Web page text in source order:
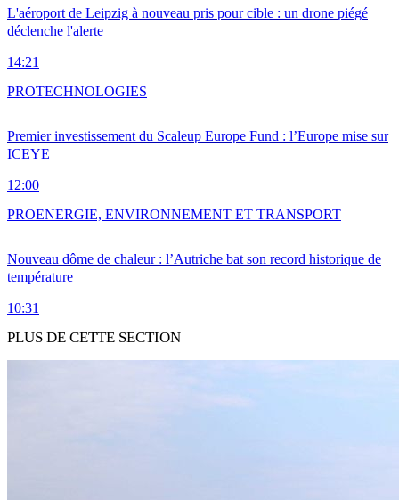
L'aéroport de Leipzig à nouveau pris pour cible : un drone piégé
déclenche l'alerte
14:21
Premier investissement du Scaleup Europe Fund : l’Europe mise sur
ICEYE
12:00
PROTECHNOLOGIES
Nouveau dôme de chaleur : l’Autriche bat son record historique de
température
10:31
PROENERGIE, ENVIRONNEMENT ET TRANSPORT
PLUS DE CETTE SECTION